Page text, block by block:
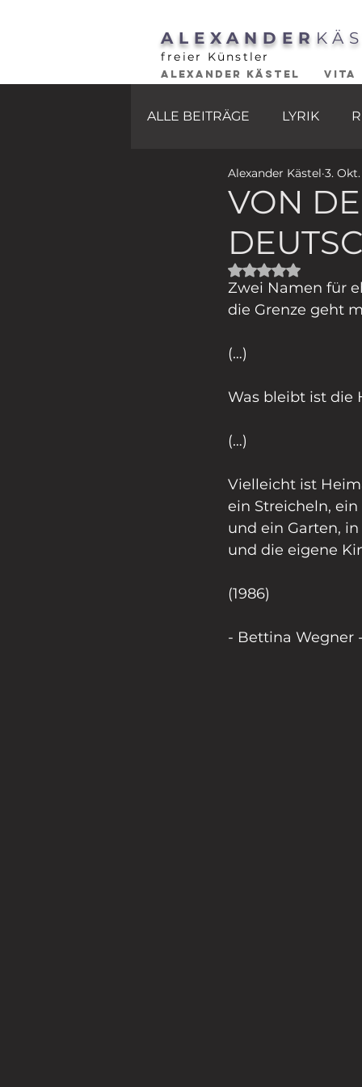
ALEXANDER
freier Künstler
ALEXANDER KÄSTEL VITA
ALLE BEITRÄGE LYRIK
VON
Alexander Kästel 3.
Mit NaN von 5
Zwei Namen für
die Grenze geht
(…)
Was bleibt ist die
(…)
Vielleicht ist
ein Streicheln,
und ein Garten,
und die eigene
(1986)
- Bettina Wegner -